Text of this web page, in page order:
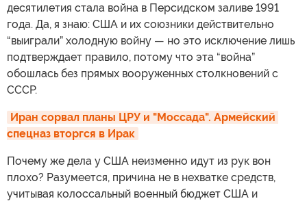
десятилетия стала война в Персидском заливе 1991
года. Да, я знаю: США и их союзники действительно
“выиграли” холодную войну — но это исключение лишь
подтверждает правило, потому что эта “война”
обошлась без прямых вооруженных столкновений с
СССР.
Иран сорвал планы ЦРУ и "Моссада". Армейский
спецназ вторгся в Ирак
Почему же дела у США неизменно идут из рук вон
плохо? Разумеется, причина не в нехватке средств,
учитывая колоссальный военный бюджет США и